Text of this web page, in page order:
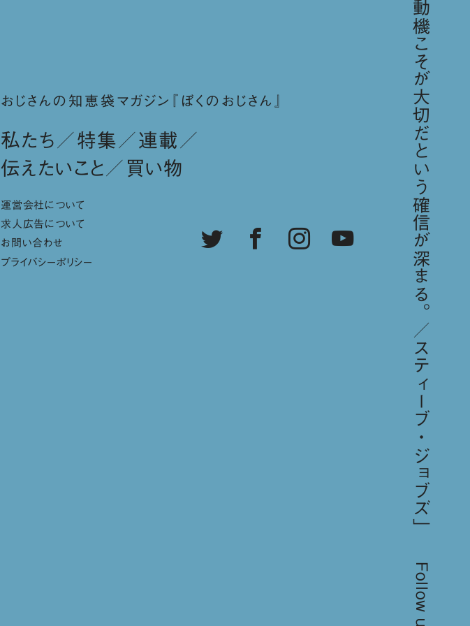
「歳をとればとるほど、動機こそが大切だという確信が深まる。／スティーブ・ジョブズ」
Follow us
おじさんの知恵袋マガジン『ぼくのおじさん』
私たち 特集
連載
伝えたいこと
買い物
運営会社について
求人広告について
お問い合わせ
プライバシーポリシー